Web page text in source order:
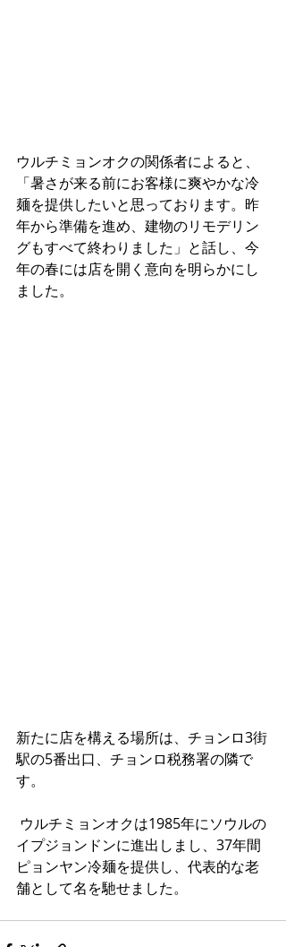
ウルチミョンオクの関係者によると、
「暑さが来る前にお客様に爽やかな冷
麺を提供したいと思っております。昨
年から準備を進め、建物のリモデリン
グもすべて終わりました」と話し、今
年の春には店を開く意向を明らかにし
ました。
新たに店を構える場所は、チョンロ3街
駅の5番出口、チョンロ税務署の隣で
す。
イプジョンドンに進出しまし、37年間
ピョンヤン冷麺を提供し、代表的な老
舗として名を馳せました。